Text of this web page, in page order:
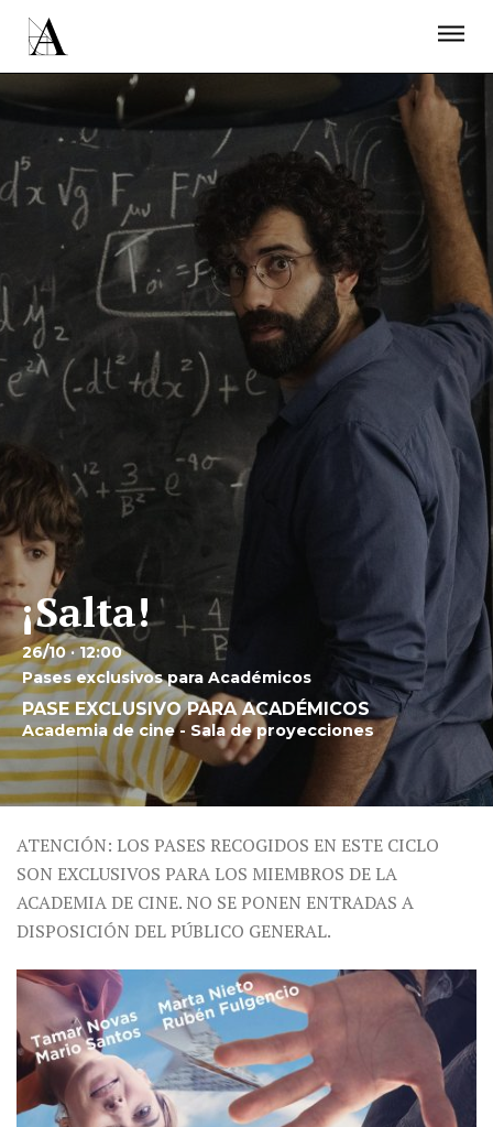
¡Salta!
26/10 · 12:00
Pases exclusivos para Académicos
PASE EXCLUSIVO PARA ACADÉMICOS
Academia de cine - Sala de proyecciones
ATENCIÓN: LOS PASES RECOGIDOS EN ESTE CICLO
SON EXCLUSIVOS PARA LOS MIEMBROS DE LA
ACADEMIA DE CINE. NO SE PONEN ENTRADAS A
DISPOSICIÓN DEL PÚBLICO GENERAL.
PROYECTOS
RESIDENCIAS
ÚNETE A LA ACADEMIA DE CINE
PRENSA
NEWSLETTER